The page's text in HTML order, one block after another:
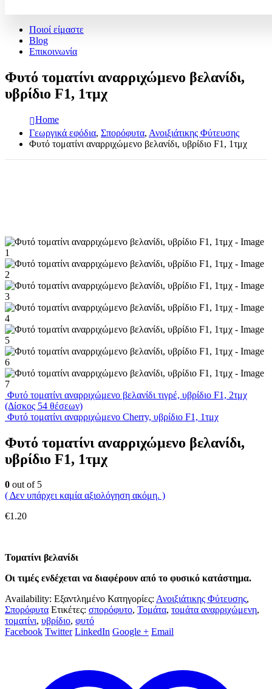
Ποιοί είμαστε
Blog
Επικοινωνία
Φυτό τοματίνι αναρριχώμενο βελανίδι,
υβρίδιο F1, 1τμχ
Home
Γεωργικά εφόδια, Σπορόφυτα, Ανοιξιάτικης Φύτευσης
Φυτό τοματίνι αναρριχώμενο βελανίδι, υβρίδιο F1, 1τμχ
Φυτό τοματίνι αναρριχώμενο βελανίδι τιγρέ, υβρίδιο F1, 2τμχ
(Δίσκος 54 θέσεων)
Φυτό τοματίνι αναρριχώμενο Cherry, υβρίδιο F1, 1τμχ
Φυτό τοματίνι αναρριχώμενο βελανίδι,
υβρίδιο F1, 1τμχ
0 out of 5
( Δεν υπάρχει καμία αξιολόγηση ακόμη. )
€1.20
Τοματίνι βελανίδι
Οι τιμές ενδέχεται να διαφέρουν από το φυσικό κατάστημα.
Availability: Εξαντλημένο Κατηγορίες: Ανοιξιάτικης Φύτευσης,
Σπορόφυτα Ετικέτες: σπορόφυτο, Τομάτα, τομάτα αναρριχώμενη,
τοματίνι, υβρίδιο, φυτό
Facebook Twitter LinkedIn Google + Email